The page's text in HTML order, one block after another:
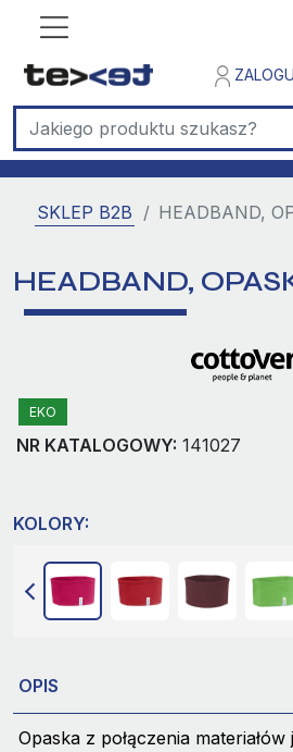
SKLEP B2B HEADBAND,
HEADBAND,
EKO
NR KATALOGOWY: 141027
KOLORY:
OPIS
Opaska z połączenia